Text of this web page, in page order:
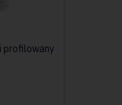
profilowany